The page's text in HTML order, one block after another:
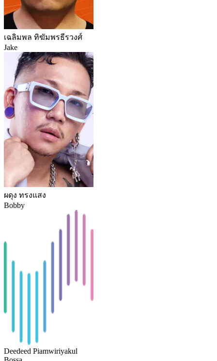
เฉลิมพล ทิฆัมพรธีรวงศ์
Jake
ผดุง ทรงแสง
Bobby
Deedeed Piamwiriyakul